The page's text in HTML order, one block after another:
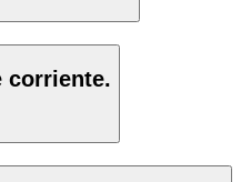
corriente.